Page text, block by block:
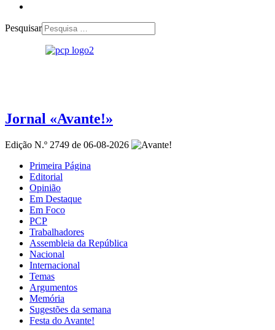
Pesquisar
Jornal «Avante!»
Edição N.º 2749 de 06-08-2026
Primeira Página
Editorial
Opinião
Em Destaque
Em Foco
PCP
Trabalhadores
Assembleia da República
Nacional
Internacional
Temas
Argumentos
Memória
Sugestões da semana
Festa do Avante!